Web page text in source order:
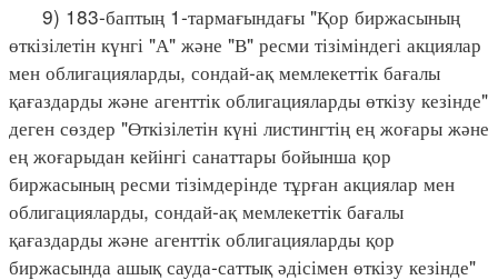
9) 183-баптың 1-тармағындағы "Қор биржасының
өткізілетін күнгі "А" және "В" ресми тізіміндегі акциялар
мен облигацияларды, сондай-ақ мемлекеттік бағалы
қағаздарды және агенттік облигацияларды өткізу кезінде"
деген сөздер "Өткізілетін күні листингтің ең жоғары және
ең жоғарыдан кейінгі санаттары бойынша қор
биржасының ресми тізімдерінде тұрған акциялар мен
облигацияларды, сондай-ақ мемлекеттік бағалы
қағаздарды және агенттік облигацияларды қор
биржасында ашық сауда-саттық әдісімен өткізу кезінде"